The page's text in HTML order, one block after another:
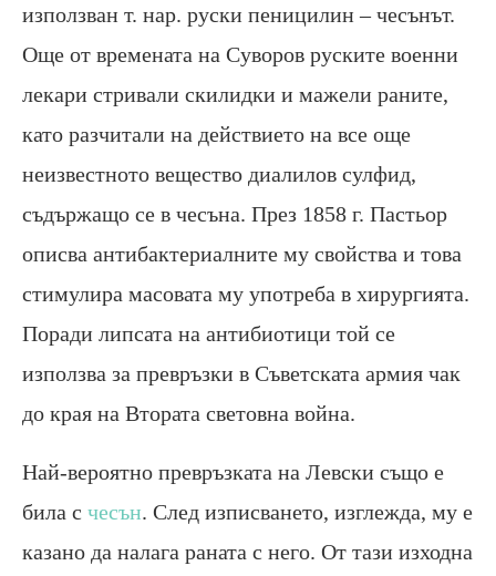
използван т. нар. руски пеницилин – чесънът.
Още от времената на Суворов руските военни
лекари стривали скилидки и мажели раните,
като разчитали на действието на все още
неизвестното вещество диалилов сулфид,
съдържащо се в чесъна. През 1858 г. Пастьор
описва антибактериалните му свойства и това
стимулира масовата му употреба в хирургията.
Поради липсата на антибиотици той се
използва за превръзки в Съветската армия чак
до края на Втората световна война.
Най-вероятно превръзката на Левски също е
била с чесън. След изписването, изглежда, му е
казано да налага раната с него. От тази изходна